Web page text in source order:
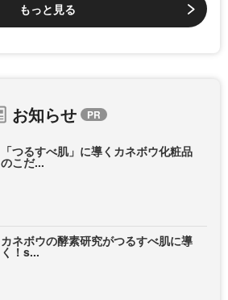
もっと見る
お知らせ
「つるすべ肌」に導くカネボウ化粧品
のこだ...
カネボウの酵素研究がつるすべ肌に導
く！s...